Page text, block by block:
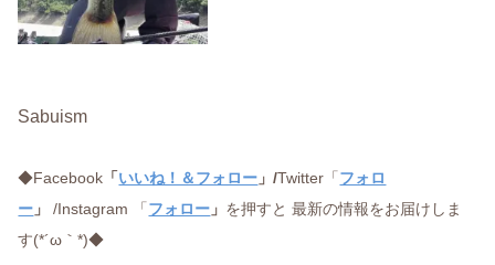
Sabuism
◆Facebook 「 いいね！＆フォロー 」/Twitter「 フォロ
ー 」/Instagram 「 フォロー 」 を押すと 最新の情報をお届けしま
す(*´ω｀*)◆